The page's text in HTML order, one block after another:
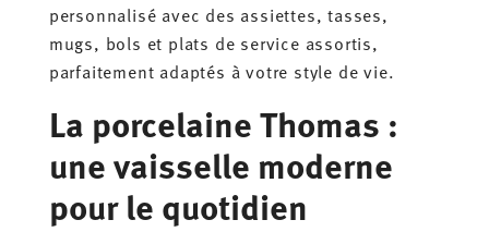
personnalisé avec des assiettes, tasses,
mugs, bols et plats de service assortis,
parfaitement adaptés à votre style de vie.
La porcelaine Thomas :
une vaisselle moderne
pour le quotidien